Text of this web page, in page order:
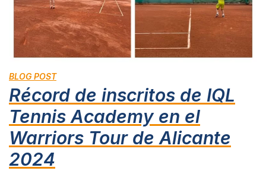
BLOG POST
Récord de inscritos de IQL
Tennis Academy en el
Warriors Tour de Alicante
2024